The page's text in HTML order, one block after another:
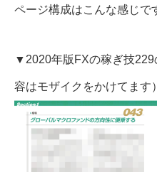
ページ構成はこんな感じで
▼2020年版FXの稼ぎ技229
容はモザイクをかけてます）